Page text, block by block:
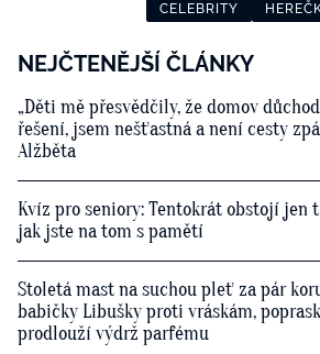
CELEBRITY
NEJČTENĚJŠÍ ČLÁNKY
„Děti mě přesvědčily, že domov
řešení, jsem nešťastná a není cesty
Alžběta
Kvíz pro seniory: Tentokrát obstojí jen
jak jste na tom s pamětí
Stoletá mast na suchou pleť za pár
babičky Libušky proti vráskám,
prodlouží výdrž parfému